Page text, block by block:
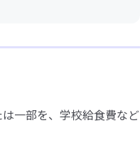
一部を、学校給食費など